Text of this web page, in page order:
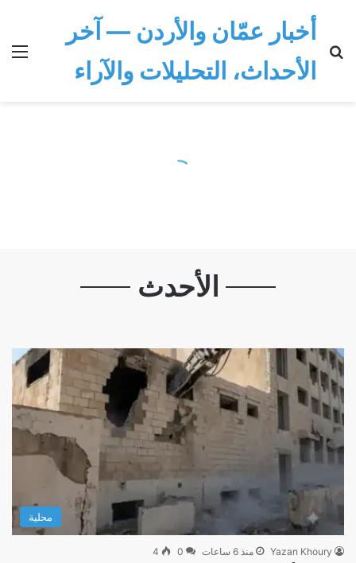
أخبار عمّان والأردن — آخر
الأحداث، التحليلات والآراء
الأحدث
محلية
Yazan Khoury منذ 6 ساعات 0
4